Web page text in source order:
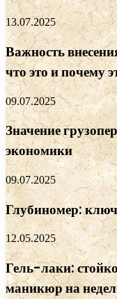
13.07.2025
Важность
что это и почему
09.07.2025
Значение
экономики
09.07.2025
Глубиномер:
12.05.2025
Гель-лаки:
маникюр на